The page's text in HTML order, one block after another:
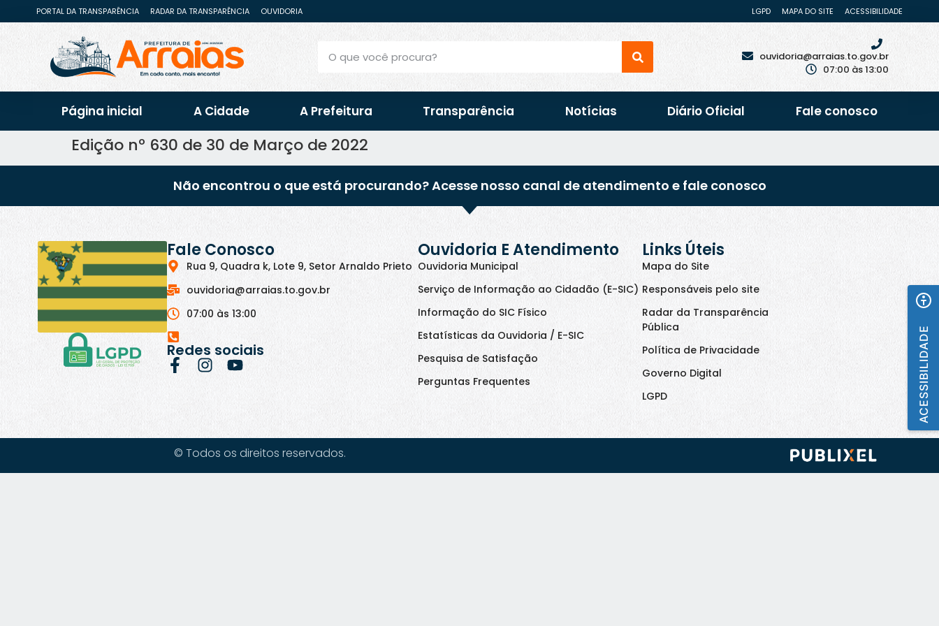
PORTAL DA TRANSPARÊNCIA RADAR DA TRANSPARÊNCIA OUVIDORIA LGPD MAPA DO SITE ACESSIBILIDADE
ouvidoria@arraias.to.gov.br
07:00 às 13:00
Página inicial A Cidade A Prefeitura Transparência Notícias Diário Oficial Fale conosco
Edição nº 630 de 30 de Março de 2022
Não encontrou o que está procurando? Acesse nosso canal de atendimento e fale conosco
Fale Conosco
Rua 9, Quadra k, Lote 9, Setor Arnaldo Prieto
ouvidoria@arraias.to.gov.br
07:00 às 13:00
Redes sociais
Ouvidoria E Atendimento
Ouvidoria Municipal
Serviço de Informação ao Cidadão (E-SIC)
Informação do SIC Físico
Estatísticas da Ouvidoria / E-SIC
Pesquisa de Satisfação
Perguntas Frequentes
Links Úteis
Mapa do Site
Responsáveis pelo site
Radar da Transparência
Pública
Política de Privacidade
Governo Digital
LGPD
© Todos os direitos reservados.
ACESSIBILIDADE